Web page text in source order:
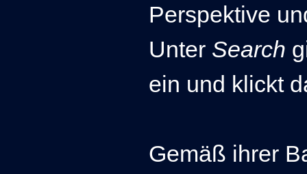
Perspektive
Unter Search
ein und klickt
Gemäß ihrer